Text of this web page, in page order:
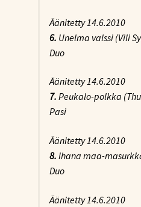
Äänitetty 14.6.2010
6. Unelma valssi(Vili
Duo
Äänitetty 14.6.2010
7. Peukalo-polkka
Pasi
Äänitetty 14.6.2010
8. Ihana maa-
Duo
Äänitetty 14.6.2010